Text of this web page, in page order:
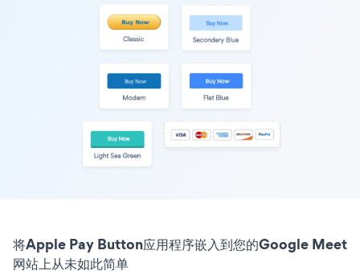
将Apple Pay Button应用程序嵌入到您的Google Meet
网站上从未如此简单